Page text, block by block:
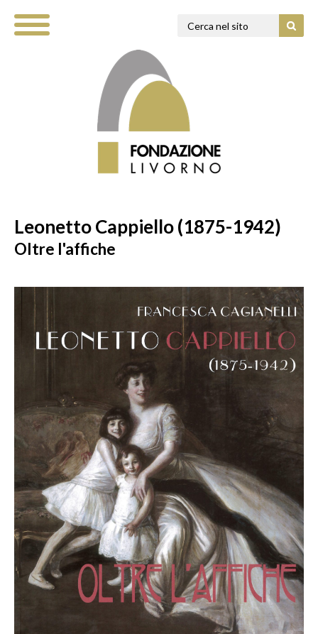
Leonetto Cappiello (1875-1942)
Oltre l'affiche